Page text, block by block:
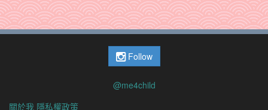
Follow
@me4child
關於我 隱私權政策